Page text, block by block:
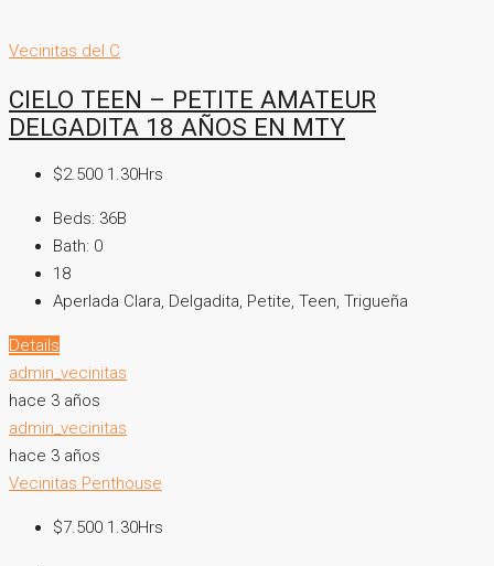
Vecinitas del C
CIELO TEEN – PETITE AMATEUR
DELGADITA 18 AÑOS EN MTY
$2.500 1.30Hrs
Beds: 36B
Bath: 0
18
Aperlada Clara, Delgadita, Petite, Teen, Trigueña
Details
admin_vecinitas
hace 3 años
admin_vecinitas
hace 3 años
Vecinitas Penthouse
$7.500 1.30Hrs